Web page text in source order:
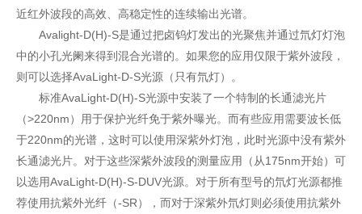
近红外波段的高效、高稳定性的连续输出光谱。
Avalight-D(H)-S是通过把卤钨灯发出的光聚焦并通过氘灯灯泡
中的小孔光阑来得到混合光谱的。如果您的应用仅限于紫外波段，
则可以选择AvaLight-D-S光源（只有氘灯）。
标准AvaLight-D(H)-S光源中安装了一个特制的长通滤光片
（>220nm）用于保护光纤免于紫外曝光。而有些应用需要波长低
于220nm的光谱，这时可以使用深紫外灯泡，此时光源中没有紫外
长通滤光片。对于这些深紫外波段的测量应用（从175nm开始）可
以选用AvaLight-D(H)-S-DUV光源。对于所有型号的氘灯光源都推
荐使用抗紫外光纤（-SR），而对于深紫外氘灯则必须使用抗紫外